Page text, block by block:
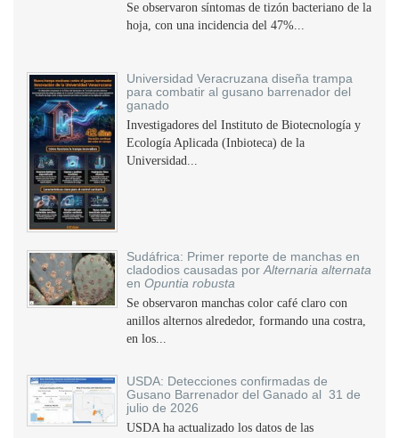
Se observaron síntomas de tizón bacteriano de la
hoja, con una incidencia del 47%...
Universidad Veracruzana diseña trampa
para combatir al gusano barrenador del
ganado
Investigadores del Instituto de Biotecnología y
Ecología Aplicada (Inbioteca) de la
Universidad...
Sudáfrica: Primer reporte de manchas en
cladodios causadas por Alternaria alternata
en Opuntia robusta
Se observaron manchas color café claro con
anillos alternos alrededor, formando una costra,
en los...
USDA: Detecciones confirmadas de
Gusano Barrenador del Ganado al 31 de
julio de 2026
USDA ha actualizado los datos de las